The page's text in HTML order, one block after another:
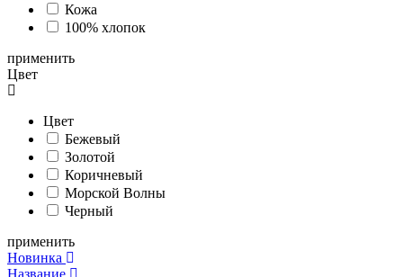
Кожа
100% хлопок
применить
Цвет
Цвет
Бежевый
Золотой
Коричневый
Морской Волны
Черный
применить
Новинка
Название